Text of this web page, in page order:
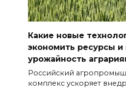
Какие новые
экономить ресурсы
урожайность
Российский
комплекс ускоряет